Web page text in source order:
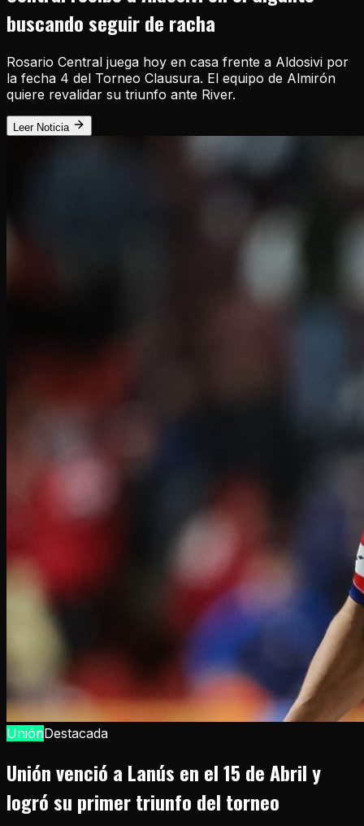
buscando seguir de racha
Rosario Central juega hoy en casa frente a Aldosivi por
la fecha 4 del Torneo Clausura. El equipo de Almirón
quiere revalidar su triunfo ante River.
Leer Noticia
UniónDestacada
Unión venció a Lanús en el 15 de Abril y
logró su primer triunfo del torneo